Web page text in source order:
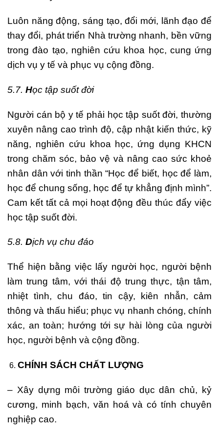
Luôn năng động, sáng tạo, đổi mới, lãnh đạo để
thay đổi, phát triển Nhà trường nhanh, bền vững
trong đào tạo, nghiên cứu khoa học, cung ứng
dịch vụ y tế và phục vụ cộng đồng.
5.7. Học tập suốt đời
Người cán bộ y tế phải học tập suốt đời, thường
xuyên nâng cao trình độ, cập nhật kiến thức, kỹ
năng, nghiên cứu khoa học, ứng dụng KHCN
trong chăm sóc, bảo vệ và nâng cao sức khoẻ
nhân dân với tinh thần “Học để biết, học để làm,
học để chung sống, học để tự khẳng định mình”.
Cam kết tất cả mọi hoạt động đều thúc đẩy việc
học tập suốt đời.
5.8. Dịch vụ chu đáo
Thể hiện bằng việc lấy người học, người bệnh
làm trung tâm, với thái độ trung thực, tận tâm,
nhiệt tình, chu đáo, tin cậy, kiên nhẫn, cảm
thông và thấu hiểu; phục vụ nhanh chóng, chính
xác, an toàn; hướng tới sự hài lòng của người
học, người bệnh và cộng đồng.
CHÍNH SÁCH CHẤT LƯỢNG
– Xây dựng môi trường giáo dục dân chủ, kỷ
cương, minh bạch, văn hoá và có tính chuyên
nghiệp cao.